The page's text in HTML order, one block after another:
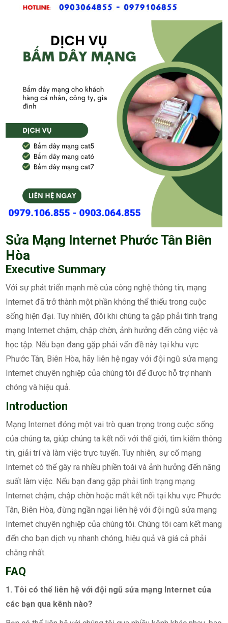
Sửa Mạng Internet Phước Tân Biên
Hòa
Executive Summary
Với sự phát triển mạnh mẽ của công nghệ thông tin, mạng
Internet đã trở thành một phần không thể thiếu trong cuộc
sống hiện đại. Tuy nhiên, đôi khi chúng ta gặp phải tình trạng
mạng Internet chậm, chập chờn, ảnh hưởng đến công việc và
học tập. Nếu bạn đang gặp phải vấn đề này tại khu vực
Phước Tân, Biên Hòa, hãy liên hệ ngay với đội ngũ sửa mạng
Internet chuyên nghiệp của chúng tôi để được hỗ trợ nhanh
chóng và hiệu quả.
Introduction
Mạng Internet đóng một vai trò quan trọng trong cuộc sống
của chúng ta, giúp chúng ta kết nối với thế giới, tìm kiếm thông
tin, giải trí và làm việc trực tuyến. Tuy nhiên, sự cố mạng
Internet có thể gây ra nhiều phiền toái và ảnh hưởng đến năng
suất làm việc. Nếu bạn đang gặp phải tình trạng mạng
Internet chậm, chập chờn hoặc mất kết nối tại khu vực Phước
Tân, Biên Hòa, đừng ngần ngại liên hệ với đội ngũ sửa mạng
Internet chuyên nghiệp của chúng tôi. Chúng tôi cam kết mang
đến cho bạn dịch vụ nhanh chóng, hiệu quả và giá cả phải
chăng nhất.
FAQ
1. Tôi có thể liên hệ với đội ngũ sửa mạng Internet của
các bạn qua kênh nào?